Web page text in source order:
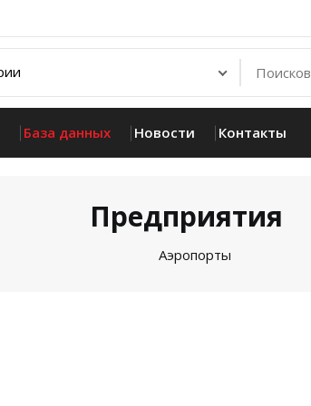
База данных Новости Контакты
Предприятия
Аэропорты